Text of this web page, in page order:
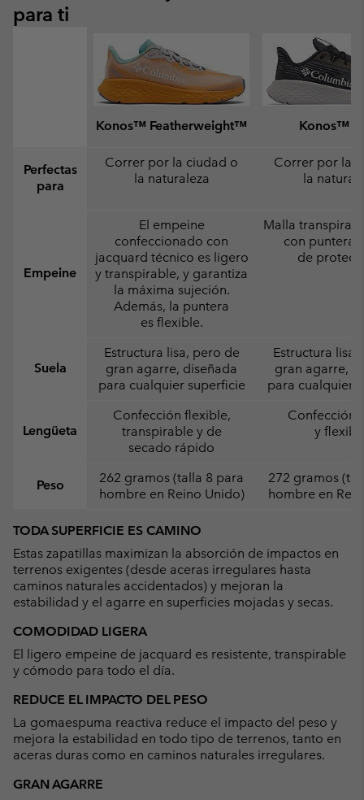
para ti
Konos™ Featherweight™ Konos™
Perfectas
para
Correr por la ciudad o
la naturaleza
Correr por la
la
Empeine
El empeine
confeccionado con
jacquard técnico es ligero
y transpirable, y garantiza
la máxima sujeción.
Además, la puntera
es flexible.
Malla
con puntera
de
Suela
Estructura lisa, pero de
gran agarre, diseñada
para cualquier superficie
Estructura lisa,
gran agarre,
para cualquier
Lengüeta
Confección flexible,
transpirable y de
secado rápido
Confección
y
Peso
262 gramos (talla 8 para
hombre en Reino Unido)
272 gramos
hombre en
TODA SUPERFICIE ES CAMINO
Estas zapatillas maximizan la absorción de impactos en
terrenos exigentes (desde aceras irregulares hasta
caminos naturales accidentados) y mejoran la
estabilidad y el agarre en superficies mojadas y secas.
COMODIDAD LIGERA
El ligero empeine de jacquard es resistente, transpirable
y cómodo para todo el día.
REDUCE EL IMPACTO DEL PESO
La gomaespuma reactiva reduce el impacto del peso y
mejora la estabilidad en todo tipo de terrenos, tanto en
aceras duras como en caminos naturales irregulares.
GRAN AGARRE